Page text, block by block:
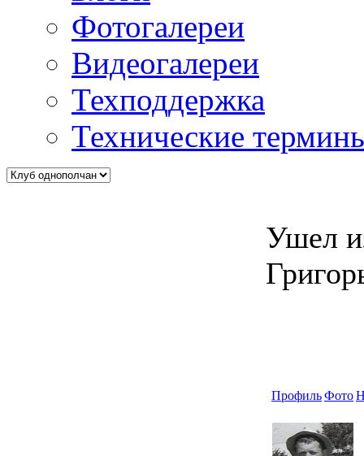
Фотогалереи
Видеогалереи
Техподдержка
Технические
Ушел
ПрофильФото